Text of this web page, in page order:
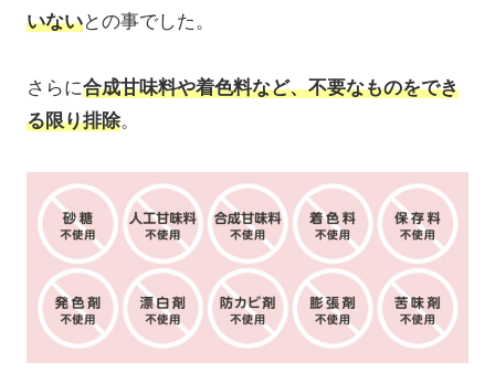
いないとの事でした。
さらに合成甘味料や着色料など、不要なものをでき
る限り排除。